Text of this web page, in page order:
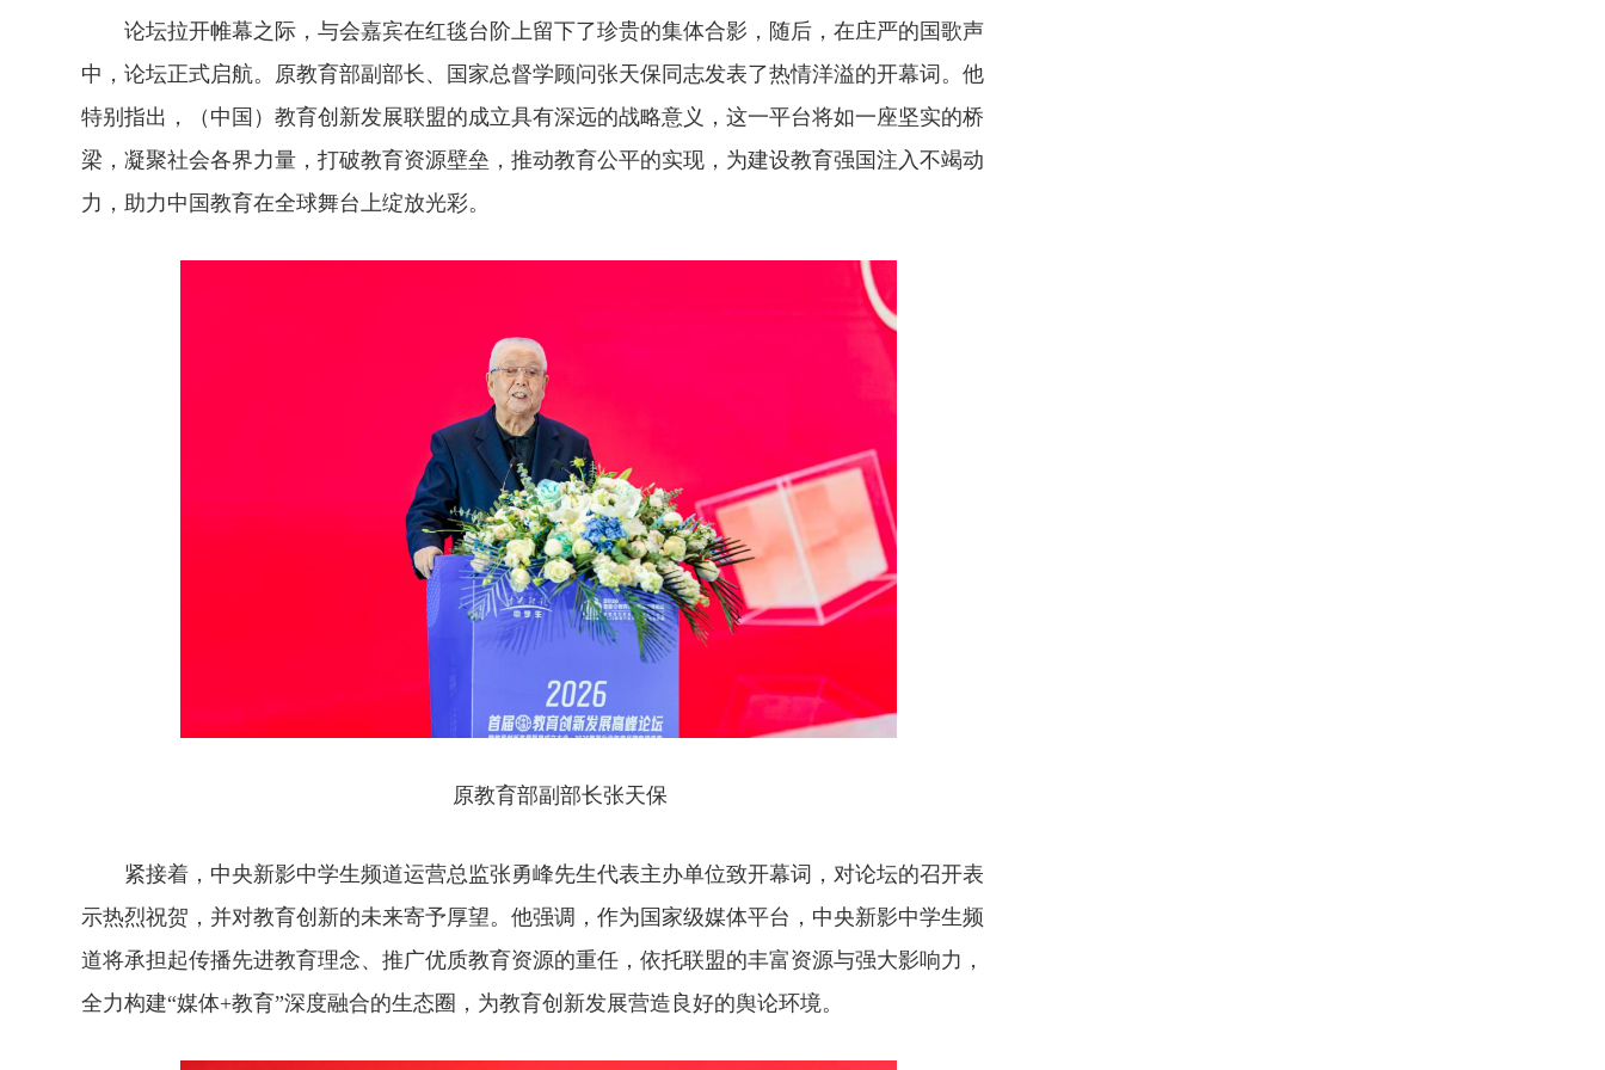
论坛拉开帷幕之际，与会嘉宾在红毯台阶上留下了珍贵的集体合影，随后，在庄严的国歌声
中，论坛正式启航。原教育部副部长、国家总督学顾问张天保同志发表了热情洋溢的开幕词。他
特别指出，（中国）教育创新发展联盟的成立具有深远的战略意义，这一平台将如一座坚实的桥
梁，凝聚社会各界力量，打破教育资源壁垒，推动教育公平的实现，为建设教育强国注入不竭动
力，助力中国教育在全球舞台上绽放光彩。
原教育部副部长张天保
紧接着，中央新影中学生频道运营总监张勇峰先生代表主办单位致开幕词，对论坛的召开表
示热烈祝贺，并对教育创新的未来寄予厚望。他强调，作为国家级媒体平台，中央新影中学生频
道将承担起传播先进教育理念、推广优质教育资源的重任，依托联盟的丰富资源与强大影响力，
全力构建“媒体+教育”深度融合的生态圈，为教育创新发展营造良好的舆论环境。